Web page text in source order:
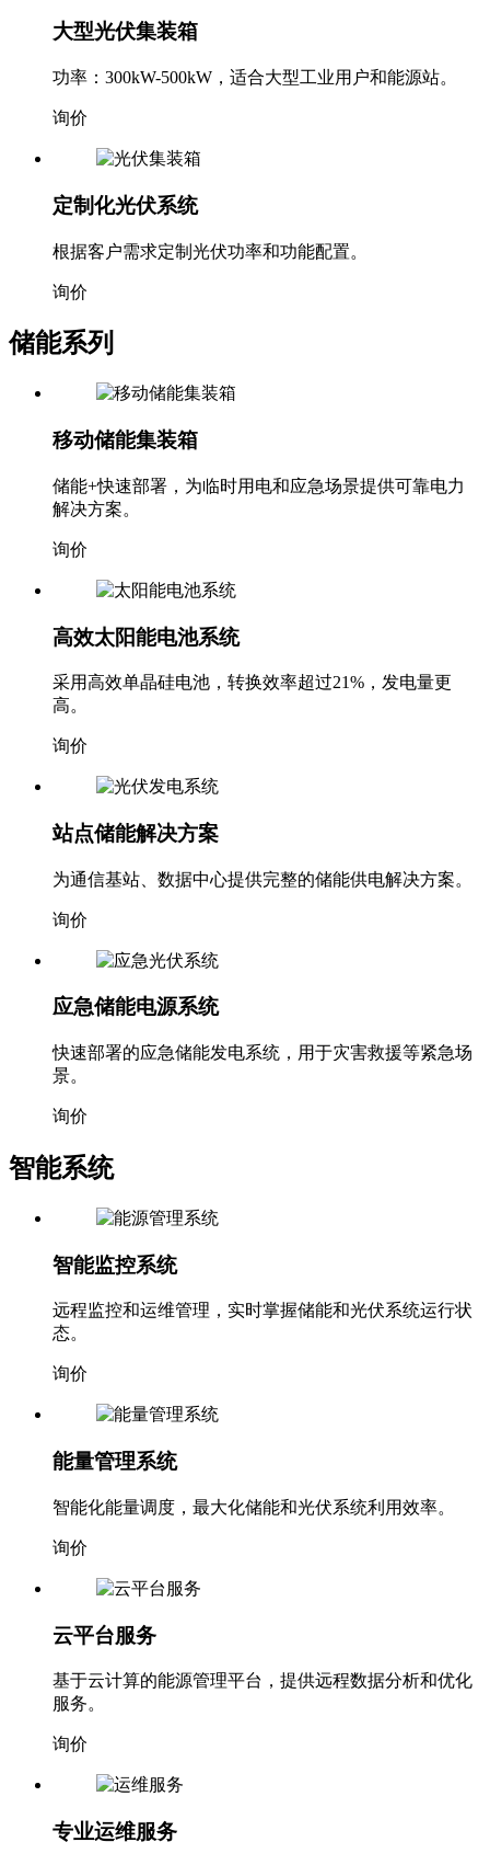
大型光伏集装箱
功率：300kW-500kW，适合大型工业用户和能源站。
询价
定制化光伏系统
根据客户需求定制光伏功率和功能配置。
询价
储能系列
移动储能集装箱
储能+快速部署，为临时用电和应急场景提供可靠电力
解决方案。
询价
高效太阳能电池系统
采用高效单晶硅电池，转换效率超过21%，发电量更
高。
询价
站点储能解决方案
为通信基站、数据中心提供完整的储能供电解决方案。
询价
应急储能电源系统
快速部署的应急储能发电系统，用于灾害救援等紧急场
景。
询价
智能系统
智能监控系统
远程监控和运维管理，实时掌握储能和光伏系统运行状
态。
询价
能量管理系统
智能化能量调度，最大化储能和光伏系统利用效率。
询价
云平台服务
基于云计算的能源管理平台，提供远程数据分析和优化
服务。
询价
专业运维服务